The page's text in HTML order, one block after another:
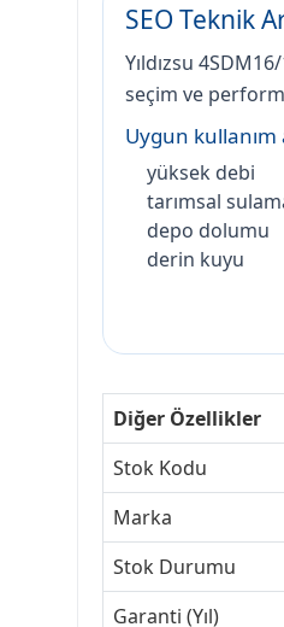
SEO Teknik
Yıldızsu
seçim ve
Uygun kullanım
yüksek debi
tarımsal
depo dolumu
derin kuyu
Diğer Özellikler
Stok Kodu
Marka
Stok Durumu
Garanti (Yıl)